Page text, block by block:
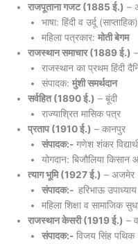
राजपूताना गजट (1885 ई.) –
भाषा: हिंदी व उर्दू (साप्ताहिक)
महिला पत्रकार: मोती बेगम
राजस्थान समाचार (1889 ई.)
राजस्थान का प्रथम हिंदी
संपादक: मुंशी समर्थदान
सर्वहित (1890 ई.) – बूंदी
राज्याश्रित मासिक पत्र
प्रताप (1910 ई.) – कानपुर
संपादक:- गणेश शंकर
योगदान: बिजौलिया किसान
त्याग भूमि (1927 ई.) – अजमेर
संपादक:- हरिभाऊ उपाध्याय
महिला शिक्षा व सामाजिक
राजस्थान केसरी (1919 ई.) –
संपादक:- विजय सिंह पथिक